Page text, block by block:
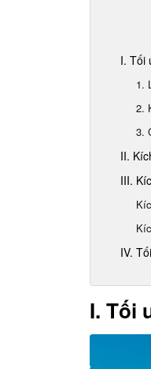
I. Tối
1.
2.
3.
II.
III.
IV.
I. Tối